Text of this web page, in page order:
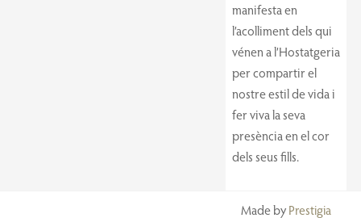
manifesta en
l’acolliment dels qui
vénen a l’Hostatgeria
per compartir el
nostre estil de vida i
fer viva la seva
presència en el cor
dels seus fills.
Made byPrestigia